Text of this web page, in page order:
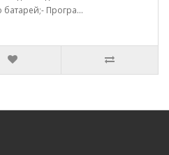
батарей;- Програ...